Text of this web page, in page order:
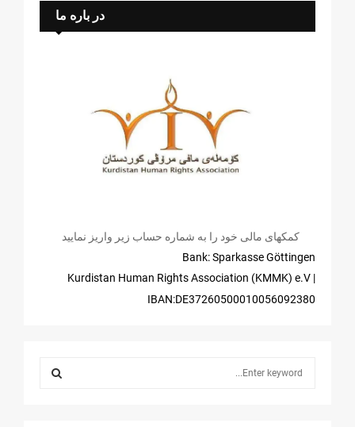
در باره ما
کمکهای مالی خود را به شماره حساب زیر واریز نمایید
Bank: Sparkasse Göttingen
| Kurdistan Human Rights Association (KMMK) e.V
IBAN:DE37260500010056092380